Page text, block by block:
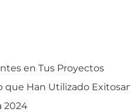
en Tus Proyectos
que Han Utilizado
2024